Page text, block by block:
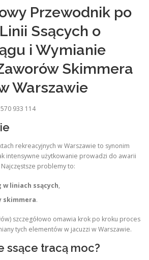
Przewodnik po
Ssących o
i Wymianie
Skimmera
Warszawie
933 114
rekreacyjnych w Warszawie to synonim
intensywne użytkowanie prowadzi do awarii
problemy to:
w liniach ssących,
skimmera.
szczegółowo omawia krok po kroku proces
tych elementów w jacuzzi w Warszawie.
ssące tracą moc?